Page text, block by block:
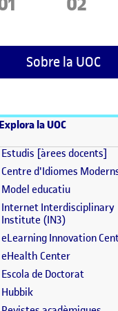
Sobre la UOC
nova)
en una finestra nova)
finestra nova)
una finestra nova)
en una finestra nova)
finestra nova)
una finestra nova)
Explora la UOC
Estudis [àrees docents]
Centre d'Idiomes
Model educatiu(s'obre en
Internet Interdisciplinary
Institute (IN3)(s'obre en
eLearning Innovation
eHealth Center(s'obre en
Escola de Doctorat(s'obre
Hubbik(s'obre en una